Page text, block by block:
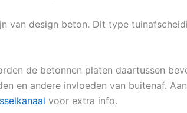
van design beton. Dit type
de betonnen platen daartussen
en andere invloeden van buitenaf.
voor extra info.